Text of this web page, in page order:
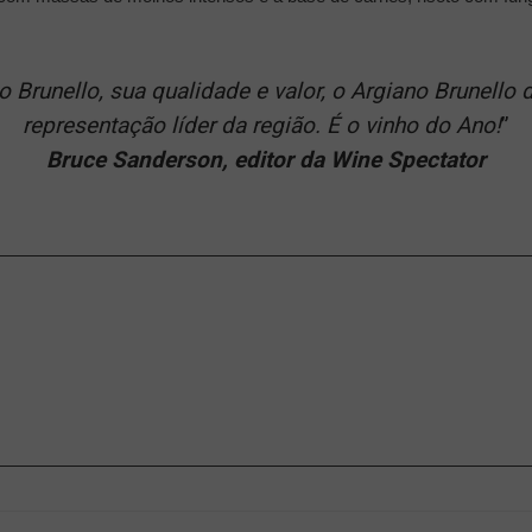
Brunello, sua qualidade e valor, o Argiano
representação líder da região. É o vinho do Ano!”
Bruce Sanderson, editor da Wine Spectator